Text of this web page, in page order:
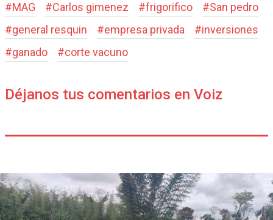
#MAG #Carlos gimenez #frigorifico #San pedro
#general resquin #empresa privada #inversiones
#ganado #corte vacuno
Déjanos tus comentarios en Voiz